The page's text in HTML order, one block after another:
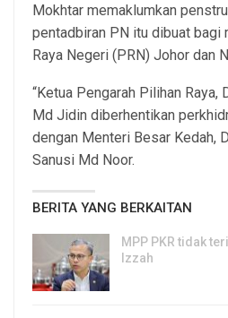
Mokhtar memaklumkan
pentadbiran PN itu dibuat bagi
Raya Negeri (PRN) Johor dan
“Ketua Pengarah Pilihan Raya,
Md Jidin diberhentikan
dengan Menteri Besar Kedah,
Sanusi Md Noor.
BERITA YANG BERKAITAN
MPP PKR tidak
Izzah